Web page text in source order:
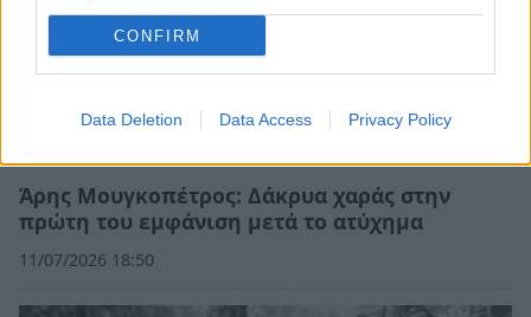
CONFIRM
Data Deletion Data Access Privacy Policy
Άρης Μουγκοπέτρος: Δάκρυα χαράς στην
πρώτη του εμφάνιση μετά το ατύχημα
11/07/2026 18:50